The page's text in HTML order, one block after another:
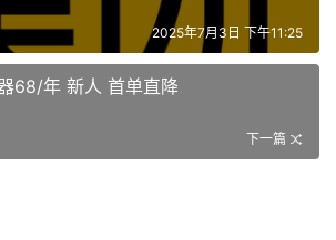
2025年7月3日 下午11:25
腾讯云挂机服务器68/年 新人 首单直降
下一篇